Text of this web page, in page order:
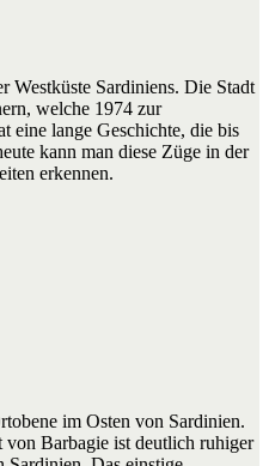
Westküste Sardiniens. Die Stadt
welche 1974 zur
eine lange Geschichte, die bis
kann man diese Züge in der
erkennen.
im Osten von Sardinien.
Barbagie ist deutlich ruhiger